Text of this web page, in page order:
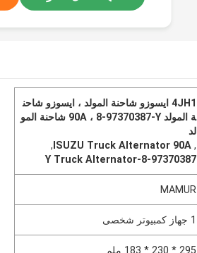
4JH1 ايسوزو شاحنة المولد ، ايسوزو شاحن
ة المولد 90A ، 8-97370387-Y شاحنة المو
لد
,
ISUZU Truck Alternator 90A
,
8-97370387-Y Truck Alternator
MAMUR
1 جهاز كمبيوتر شخصى
295 * 230 * 183 ملم